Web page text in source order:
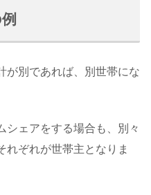
別であれば、別世帯にな
ェアをする場合も、別々
れぞれが世帯主となりま